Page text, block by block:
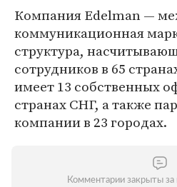
Компания Edelman —
коммуникационная
структура,
сотрудников в 65
имеет 13 собственных
странах СНГ, а также
компании в 23 городах.
Комментарии закрыты за